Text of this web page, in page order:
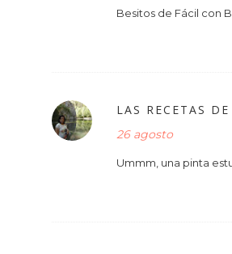
Besitos de Fácil con
LAS RECETAS
26 agosto
Ummm, una pinta